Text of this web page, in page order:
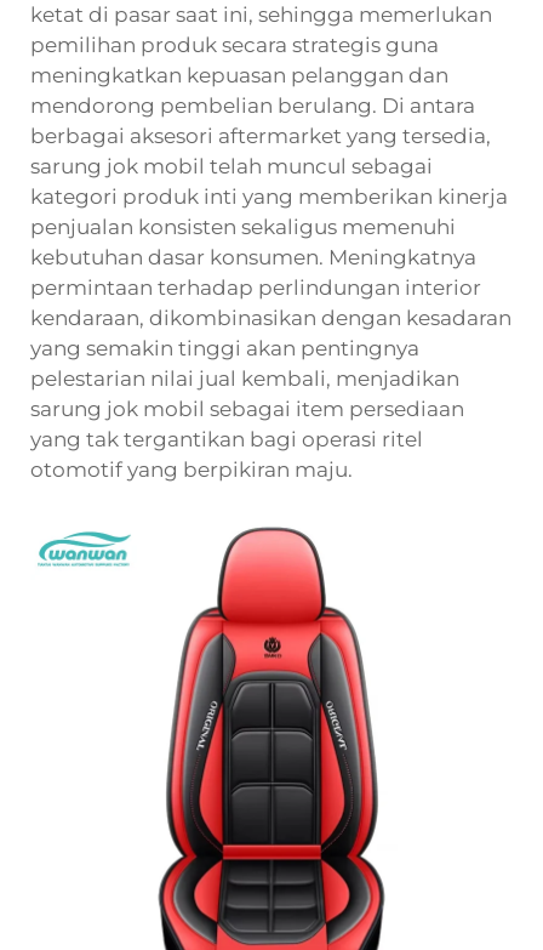
ketat di pasar saat ini, sehingga memerlukan
pemilihan produk secara strategis guna
meningkatkan kepuasan pelanggan dan
mendorong pembelian berulang. Di antara
berbagai aksesori aftermarket yang tersedia,
sarung jok mobil telah muncul sebagai
kategori produk inti yang memberikan kinerja
penjualan konsisten sekaligus memenuhi
kebutuhan dasar konsumen. Meningkatnya
permintaan terhadap perlindungan interior
kendaraan, dikombinasikan dengan kesadaran
yang semakin tinggi akan pentingnya
pelestarian nilai jual kembali, menjadikan
sarung jok mobil sebagai item persediaan
yang tak tergantikan bagi operasi ritel
otomotif yang berpikiran maju.